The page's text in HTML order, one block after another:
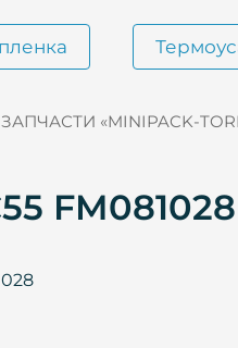
ЗАПЧАСТИ «MINIPACK-
FM081028